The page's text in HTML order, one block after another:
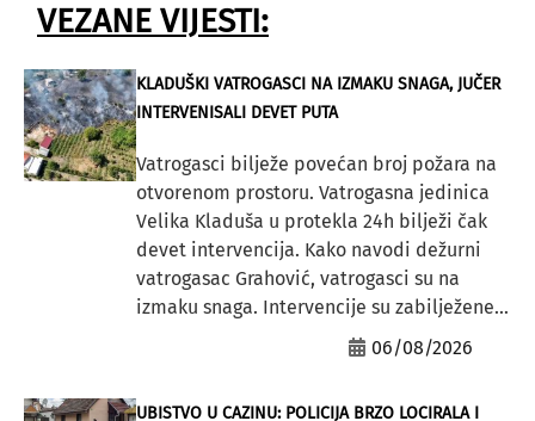
VEZANE VIJESTI:
KLADUŠKI VATROGASCI NA IZMAKU SNAGA, JUČER
INTERVENISALI DEVET PUTA
Vatrogasci bilježe povećan broj požara na
otvorenom prostoru. Vatrogasna jedinica
Velika Kladuša u protekla 24h bilježi čak
devet intervencija. Kako navodi dežurni
vatrogasac Grahović, vatrogasci su na
izmaku snaga. Intervencije su zabilježene...
06/08/2026
UBISTVO U CAZINU: POLICIJA BRZO LOCIRALA I